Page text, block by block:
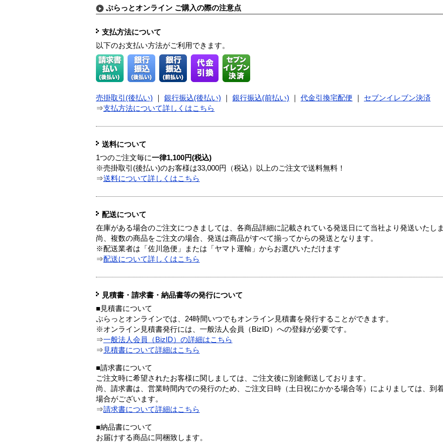
ぷらっとオンライン ご購入の際の注意点
支払方法について
以下のお支払い方法がご利用できます。
売掛取引(後払い) 銀行振込(後払い) 銀行振込(前払い) 代金引換宅配便
セブンイレブン決済
⇒支払方法について詳しくはこちら
送料について
1つのご注文毎に一律1,100円(税込)
※売掛取引(後払い)のお客様は33,000円（税込）以上のご注文で送料無料！
⇒送料について詳しくはこちら
配送について
在庫がある場合のご注文につきましては、各商品詳細に記載されている発送日にて当社より発送いたしま
尚、複数の商品をご注文の場合、発送は商品がすべて揃ってからの発送となります。
※配送業者は「佐川急便」または「ヤマト運輸」からお選びいただけます
⇒配送について詳しくはこちら
見積書・請求書・納品書等の発行について
■見積書について
ぷらっとオンラインでは、24時間いつでもオンライン見積書を発行することができます。
※オンライン見積書発行には、一般法人会員（BizID）への登録が必要です。
⇒一般法人会員（BizID）の詳細はこちら
⇒ 見積書について詳細はこちら
■請求書について
ご注文時に希望されたお客様に関しましては、ご注文後に別途郵送しております。
尚、請求書は、営業時間内での発行のため、ご注文日時（土日祝にかかる場合等）によりましては、到
場合がございます。
⇒請求書について詳細はこちら
■納品書について
お届けする商品に同梱致します。